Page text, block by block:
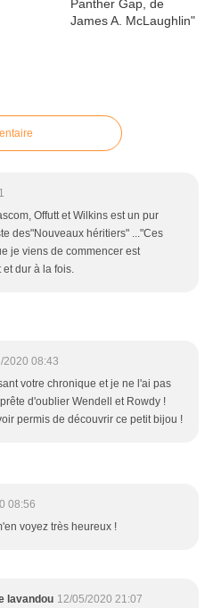
Offutt et Wilkins est un pur
des"Nouveaux héritiers" ..."Ces
je viens de commencer est
dur à la fois.
2020 08:43
votre chronique et je ne l'ai pas
d'oublier Wendell et Rowdy !
permis de découvrir ce petit bijou !
08:56
voyez très heureux !
lavandou 12/05/2020 21:07